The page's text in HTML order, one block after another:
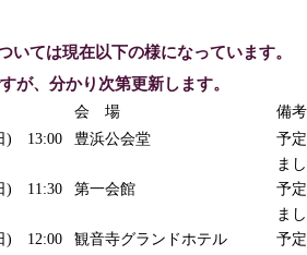
いては現在以下の様になっています。
が、分かり次第更新します。
会 場
備考
) 13:00 豊浜公会堂
予
ま
) 11:30 第一会館
予
ま
) 12:00 観音寺グランドホテル
予